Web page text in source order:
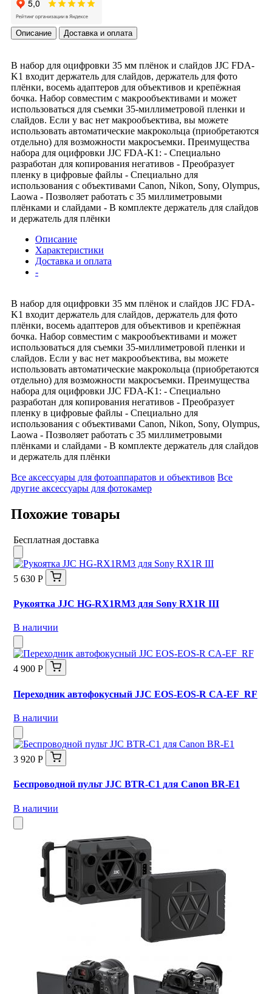
Описание Доставка и оплата
В набор для оцифровки 35 мм плёнок и слайдов JJC FDA-
K1 входит держатель для слайдов, держатель для фото
плёнки, восемь адаптеров для объективов и крепёжная
бочка. Набор совместим с макрообъективами и может
использоваться для съемки 35-миллиметровой пленки и
слайдов. Если у вас нет макрообъектива, вы можете
использовать автоматические макрокольца (приобретаются
отдельно) для возможности макросъемки. Преимущества
набора для оцифровки JJC FDA-K1: - Специально
разработан для копирования негативов - Преобразует
пленку в цифровые файлы - Специально для
использования с объективами Canon, Nikon, Sony, Olympus,
Laowa - Позволяет работать с 35 миллиметровыми
плёнками и слайдами - В комплекте держатель для слайдов
и держатель для плёнки
Описание
Характеристики
Доставка и оплата
-
В набор для оцифровки 35 мм плёнок и слайдов JJC FDA-
K1 входит держатель для слайдов, держатель для фото
плёнки, восемь адаптеров для объективов и крепёжная
бочка. Набор совместим с макрообъективами и может
использоваться для съемки 35-миллиметровой пленки и
слайдов. Если у вас нет макрообъектива, вы можете
использовать автоматические макрокольца (приобретаются
отдельно) для возможности макросъемки. Преимущества
набора для оцифровки JJC FDA-K1: - Специально
разработан для копирования негативов - Преобразует
пленку в цифровые файлы - Специально для
использования с объективами Canon, Nikon, Sony, Olympus,
Laowa - Позволяет работать с 35 миллиметровыми
плёнками и слайдами - В комплекте держатель для слайдов
и держатель для плёнки
Все аксессуары для фотоаппаратов и объективов Все
другие аксессуары для фотокамер
Похожие товары
Бесплатная доставка
5 630 Р
Рукоятка JJC HG-RX1RM3 для Sony RX1R III
В наличии
4 900 Р
Переходник автофокусный JJC EOS-EOS-R CA-EF_RF
В наличии
3 920 Р
Беспроводной пульт JJC BTR-C1 для Canon BR-E1
В наличии